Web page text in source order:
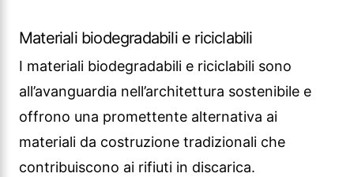
Materiali biodegradabili e riciclabili
I materiali biodegradabili e riciclabili sono
all’avanguardia nell’architettura sostenibile e
offrono una promettente alternativa ai
materiali da costruzione tradizionali che
contribuiscono ai rifiuti in discarica.